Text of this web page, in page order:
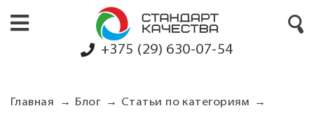
+375 (29) 630-07-54
Главная Блог
Статьи по категориям